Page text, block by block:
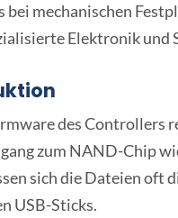
mechanischen
Elektronik und
des Controllers
zum NAND-Chip
sich die Dateien oft
USB-Sticks.